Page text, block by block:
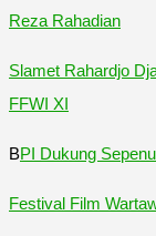
Reza Rahadian
Slamet Rahardjo
FFWI XI
BPI Dukung
Festival Film